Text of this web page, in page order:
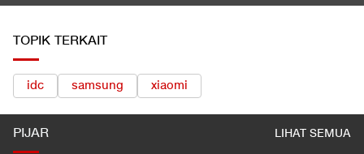
TOPIK TERKAIT
idc samsung xiaomi
PIJAR LIHAT SEMUA